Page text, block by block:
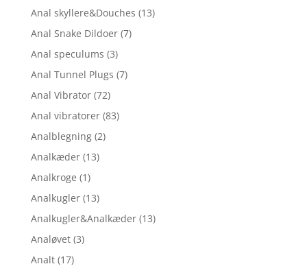
Anal skyllere&Douches (13)
Anal Snake Dildoer (7)
Anal speculums (3)
Anal Tunnel Plugs (7)
Anal Vibrator (72)
Anal vibratorer (83)
Analblegning (2)
Analkæder (13)
Analkroge (1)
Analkugler (13)
Analkugler&Analkæder (13)
Analøvet (3)
Analt (17)